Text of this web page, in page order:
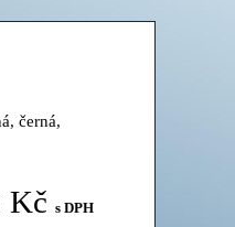
černá,
Kč s DPH